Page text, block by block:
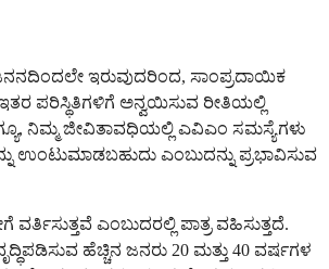
ಇರುವುದರಿಂದ, ಸಾಂಪ್ರದಾಯಿಕ
ಪರಿಸ್ಥಿತಿಗಳಿಗೆ ಅನ್ವಯಿಸುವ ರೀತಿಯಲ್ಲಿ
ನಿಮ್ಮ ಜೀವಿತಾವಧಿಯಲ್ಲಿ ಎವಿಎಂ ಸಮಸ್ಯೆಗಳು
ಉಂಟುಮಾಡಬಹುದು ಎಂಬುದನ್ನು ಪ್ರಭಾವಿಸುವ
ಎಂಬುದರಲ್ಲಿ ಪಾತ್ರ ವಹಿಸುತ್ತದೆ.
ಹೆಚ್ಚಿನ ಜನರು 20 ಮತ್ತು 40 ವರ್ಷಗಳ